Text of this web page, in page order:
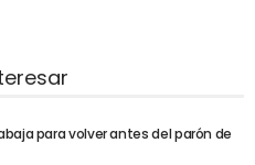
para volver antes del parón de